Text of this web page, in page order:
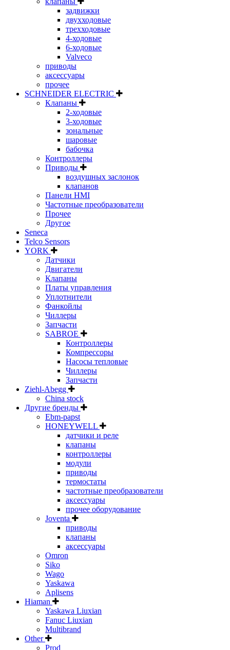
задвижки
двухходовые
трехходовые
4-ходовые
6-ходовые
Valveco
приводы
аксессуары
прочее
SCHNEIDER ELECTRIC
Клапаны
2-ходовые
3-ходовые
зональные
шаровые
бабочка
Контроллеры
Приводы
воздушных заслонок
клапанов
Панели HMI
Частотные преобразователи
Прочее
Другое
Seneca
Telco Sensors
YORK
Датчики
Двигатели
Клапаны
Платы управления
Уплотнители
Фанкойлы
Чиллеры
Запчасти
SABROE
Контроллеры
Компрессоры
Насосы тепловые
Чиллеры
Запчасти
Ziehl-Abegg
China stock
Другие бренды
Ebm-papst
HONEYWELL
датчики и реле
клапаны
контроллеры
модули
приводы
термостаты
частотные преобразователи
аксессуары
прочее оборудование
Joventa
приводы
клапаны
аксессуары
Omron
Siko
Wago
Yaskawa
Aplisens
Hiaman
Yaskawa Liuxian
Fanuc Liuxian
Multibrand
Other
Prod